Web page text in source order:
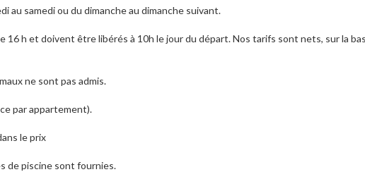
au samedi ou du dimanche au dimanche suivant.
16 h et doivent être libérés à 10h le jour du départ. Nos tarifs sont nets, sur la
ne sont pas admis.
par appartement).
le prix
de piscine sont fournies.